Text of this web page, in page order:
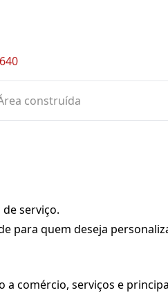
construída
serviço.
para quem deseja
a comércio, serviços e